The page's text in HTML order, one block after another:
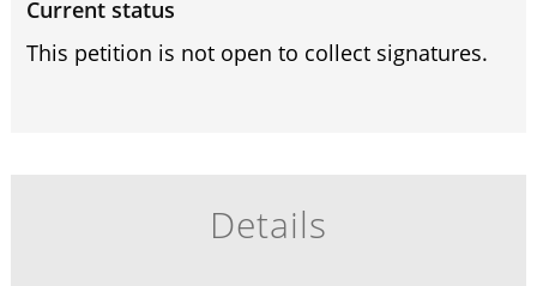
Current status
This petition is not open to collect signatures.
Details